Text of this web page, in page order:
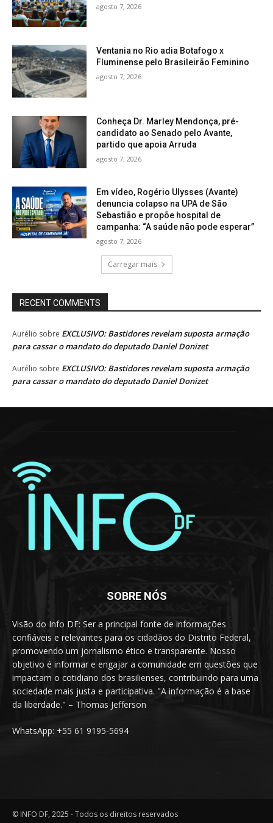
agosto 7, 2026
Ventania no Rio adia Botafogo x
Fluminense pelo Brasileirão Feminino
agosto 7, 2026
Conheça Dr. Marley Mendonça, pré-
candidato ao Senado pelo Avante,
partido que apoia Arruda
agosto 7, 2026
Em vídeo, Rogério Ulysses (Avante)
denuncia colapso na UPA de São
Sebastião e propõe hospital de
campanha: “A saúde não pode esperar”
agosto 7, 2026
Carregar mais
RECENT COMMENTS
Aurélio sobre EXCLUSIVO: Bastidores revelam suposta armação
para cassar o mandato do deputado Daniel Donizet
Aurélio sobre EXCLUSIVO: Bastidores revelam suposta armação
para cassar o mandato do deputado Daniel Donizet
SOBRE NÓS
Visão do Info DF: Ser a principal fonte de informações
confiáveis e relevantes para os cidadãos do Distrito Federal,
promovendo um jornalismo ético e transparente. Nosso
objetivo é informar e engajar a comunidade em questões que
impactam o cotidiano dos brasilienses, contribuindo para uma
sociedade mais justa e participativa. "A informação é a base
da liberdade." – Thomas Jefferson
WhatsApp: +55 61 9195-5694
© INFO DF, 2025 - Todos os direitos reservados